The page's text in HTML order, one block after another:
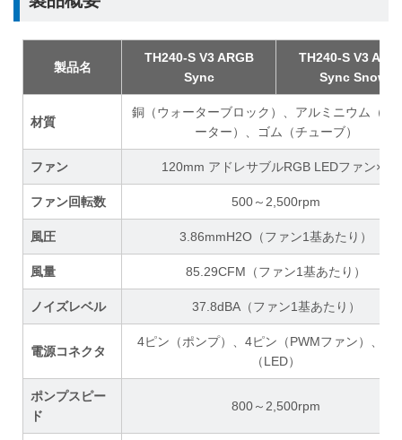
製品名
TH240-S V3 ARGB
Sync
TH240-S V3
Sync Snow
材質
銅（ウォーターブロック）、アルミニウム（ラ
ーター）、ゴム（チューブ）
ファン 120mm アドレサブルRGB LEDファン×2
ファン回転数 500～2,500rpm
風圧 3.86mmH2O（ファン1基あたり）
風量 85.29CFM（ファン1基あたり）
ノイズレベル 37.8dBA（ファン1基あたり）
電源コネクタ
4ピン（ポンプ）、4ピン（PWMファン）、3
（LED）
ポンプスピー
ド
800～2,500rpm